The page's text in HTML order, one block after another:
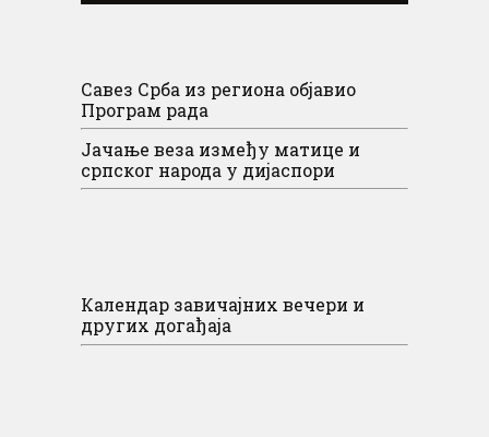
Савез Срба из региона објавио
Програм рада
Јачање веза између матице и
српског народа у дијаспори
Календар завичајних вечери и
других догађаја